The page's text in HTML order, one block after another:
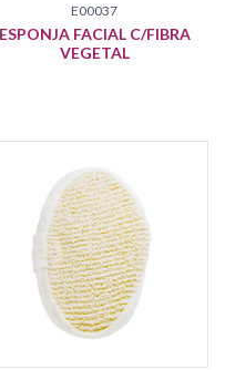
E00037
ESPONJA FACIAL C/FIBRA
VEGETAL